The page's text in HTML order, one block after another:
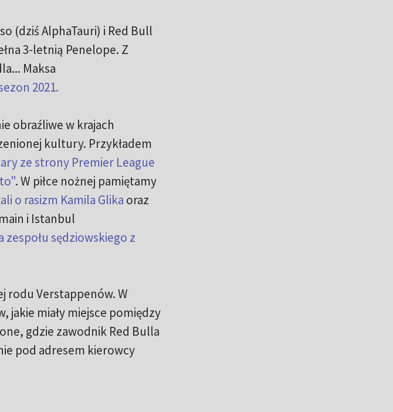
(dziś AlphaTauri) i Red Bull
3-letnią Penelope. Z
Maksa
2021.
obraźliwe w krajach
kultury. Przykładem
ze strony Premier League
. W piłce nożnej pamiętamy
o rasizm Kamila Glika oraz
i Istanbul
zespołu sędziowskiego z
rodu Verstappenów. W
jakie miały miejsce pomiędzy
gdzie zawodnik Red Bulla
pod adresem kierowcy